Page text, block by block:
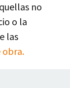
no
o la
las
obra.